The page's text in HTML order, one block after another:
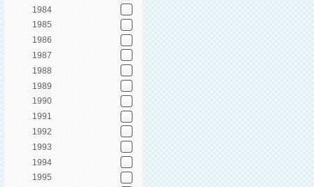
1984
1985
1986
1987
1988
1989
1990
1991
1992
1993
1994
1995